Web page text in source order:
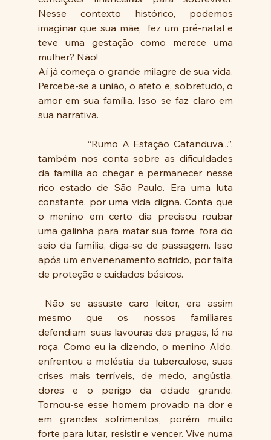
Nesse contexto histórico, podemos
imaginar que sua mãe,  fez um pré-natal e
teve uma gestação como merece uma
mulher? Não!
Aí já começa o grande milagre de sua vida.
Percebe-se a união, o afeto e, sobretudo, o
amor em sua família. Isso se faz claro em
sua narrativa.
também nos conta sobre as dificuldades
da família ao chegar e permanecer nesse
rico estado de São Paulo. Era uma luta
constante, por uma vida digna. Conta que
o menino em certo dia precisou roubar
uma galinha para matar sua fome, fora do
seio da família, diga-se de passagem. Isso
após um envenenamento sofrido, por falta
de proteção e cuidados básicos.
mesmo que os nossos familiares
defendiam  suas lavouras das pragas, lá na
roça. Como eu ia dizendo, o menino Aldo,
enfrentou a moléstia da tuberculose, suas
crises mais terríveis, de medo, angústia,
dores e o perigo da cidade grande.
Tornou-se esse homem provado na dor e
em grandes sofrimentos, porém muito
forte para lutar, resistir e vencer. Vive numa